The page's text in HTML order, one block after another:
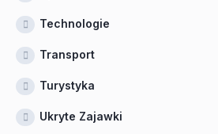
Technologie
Transport
Turystyka
Ukryte Zajawki